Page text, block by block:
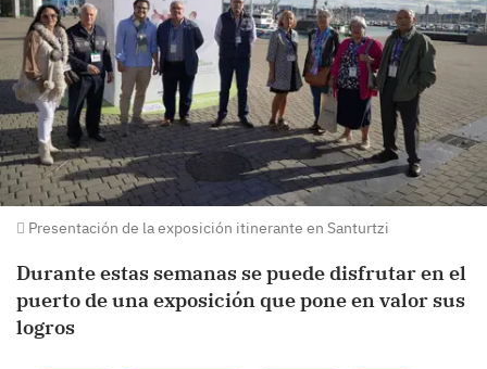
Presentación de la exposición itinerante en Santurtzi
Durante estas semanas se puede disfrutar en el
puerto de una exposición que pone en valor sus
logros